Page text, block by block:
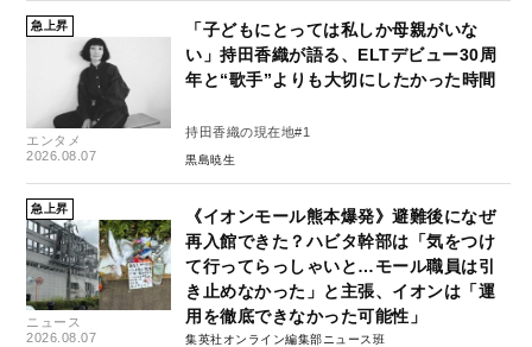
急上昇
エンタメ
2026.08.07
「子どもにとっては私しか母親がいな
い」持田香織が語る、ELTデビュー30周
年と“歌手”よりも大切にしたかった時間
持田香織の現在地#1
黒島暁生
急上昇
ニュース
2026.08.07
《イオンモール熊本爆発》避難後になぜ
再入館できた？ハビタ幹部は「気をつけ
て行ってらっしゃいと…モール職員は引
き止めなかった」と主張、イオンは「運
用を徹底できなかった可能性」
集英社オンライン編集部ニュース班